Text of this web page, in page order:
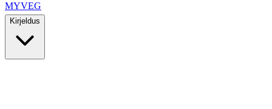
MYVEG
Kirjeldus